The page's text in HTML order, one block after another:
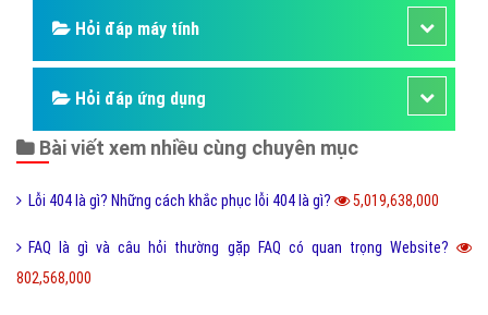
Hỏi đáp máy tính
Hỏi đáp ứng dụng
Bài viết xem nhiều cùng chuyên mục
Lỗi 404 là gì? Những cách khắc phục lỗi 404 là gì? 5,019,638,000
FAQ là gì và câu hỏi thường gặp FAQ có quan trọng Website?
802,568,000